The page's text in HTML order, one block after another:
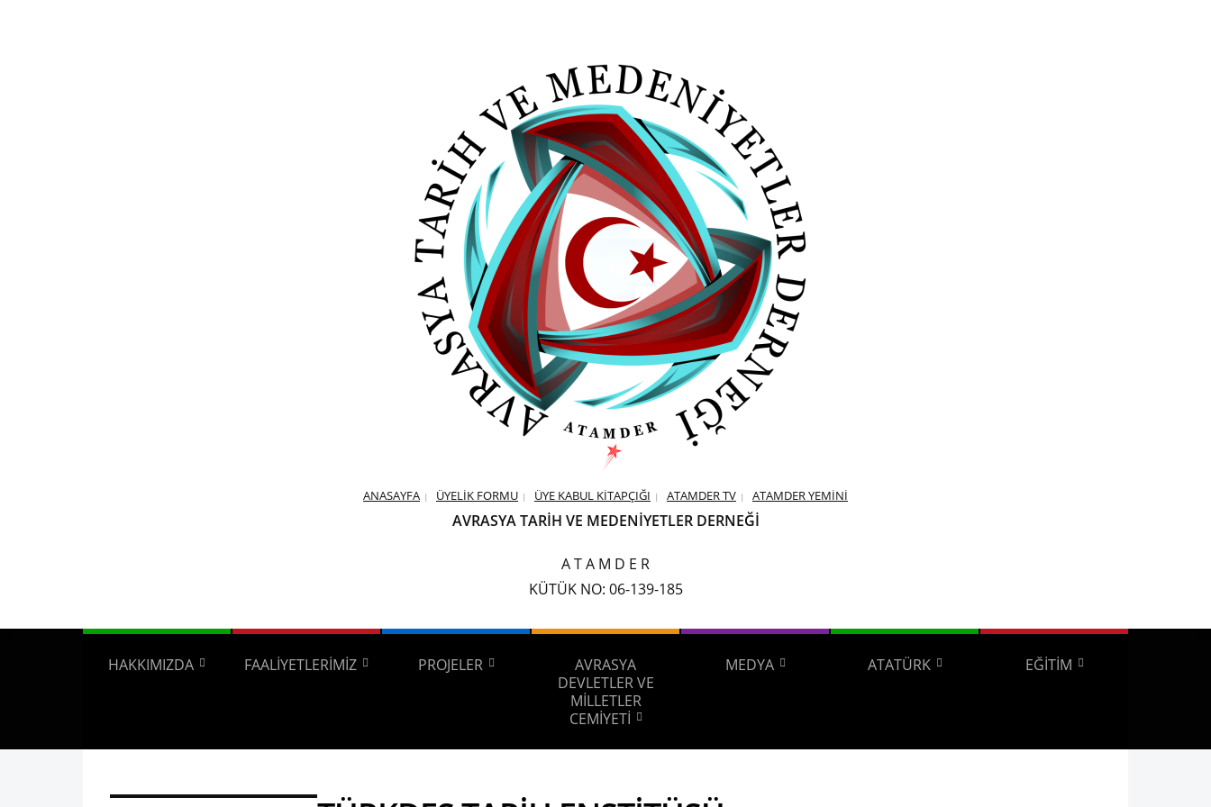
ANASAYFA ÜYELİK FORMU ÜYE KABUL KİTAPÇIĞI ATAMDER TV ATAMDER YEMİNİ
AVRASYA TARİH VE MEDENİYETLER DERNEĞİ
A T A M D E R
KÜTÜK NO: 06-139-185
HAKKIMIZDA FAALİYETLERİMİZ PROJELER
AVRASYA
DEVLETLER VE
MİLLETLER
CEMİYETİ
MEDYA ATATÜRK EĞİTİM